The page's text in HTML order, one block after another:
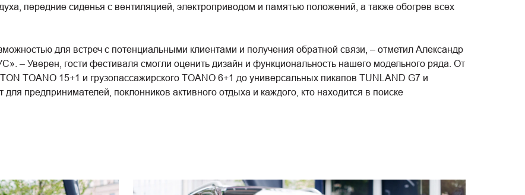
передние сиденья с вентиляцией, электроприводом и памятью положений, а также обогрев всех
для встреч с потенциальными клиентами и получения обратной связи, – отметил Александр
– Уверен, гости фестиваля смогли оценить дизайн и функциональность нашего модельного ряда. От
TOANO 15+1 и грузопассажирского TOANO 6+1 до универсальных пикапов TUNLAND G7 и
предпринимателей, поклонников активного отдыха и каждого, кто находится в поиске